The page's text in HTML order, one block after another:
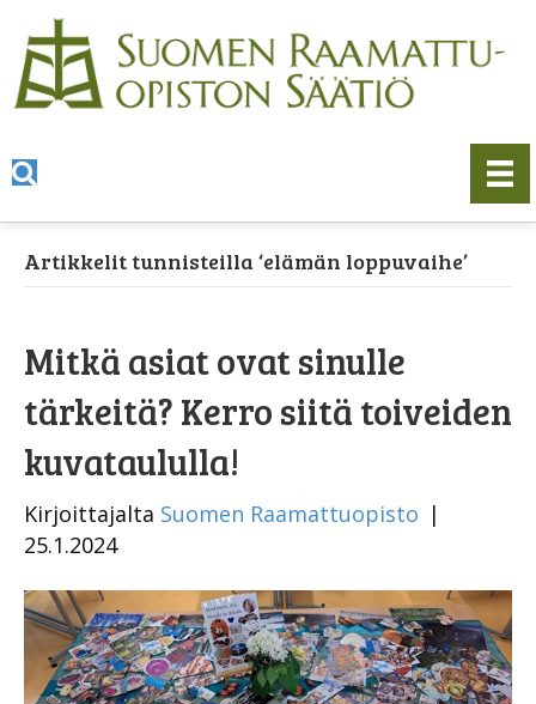
Artikkelit tunnisteilla ‘elämän loppuvaihe’
Mitkä asiat ovat sinulle
tärkeitä? Kerro siitä toiveiden
kuvataululla!
Kirjoittajalta Suomen Raamattuopisto |
25.1.2024